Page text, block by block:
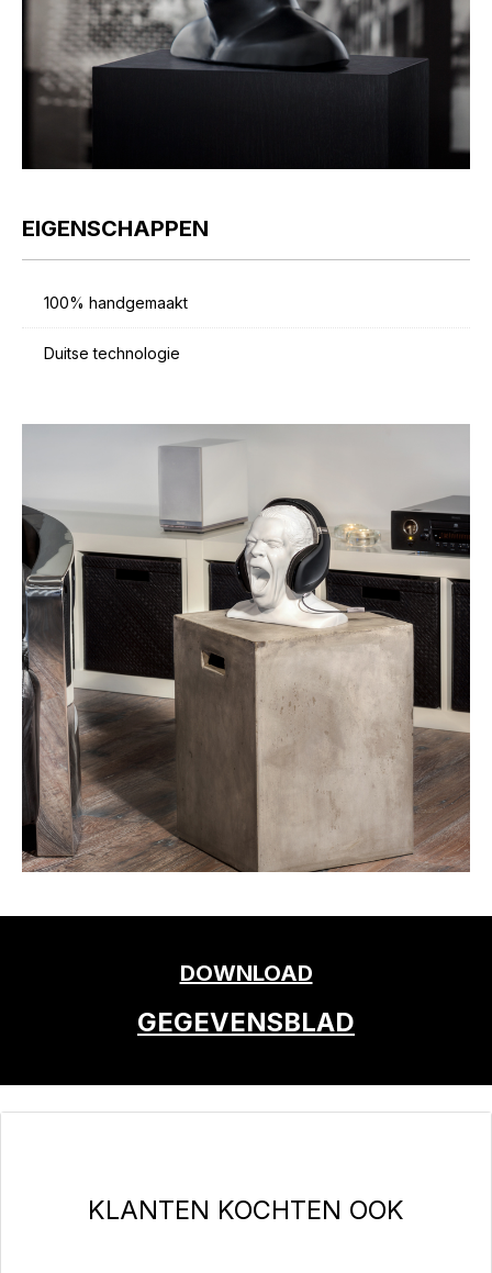
EIGENSCHAPPEN
100% handgemaakt
Duitse technologie
DOWNLOAD
GEGEVENSBLAD
Productgalerij overslaan
KLANTEN KOCHTEN OOK